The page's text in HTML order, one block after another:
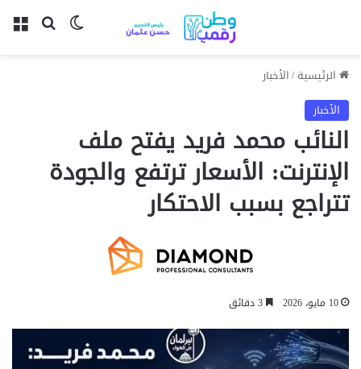
بحث عنالوضع
الرئيسية/الأخبار
الأخبار
النائب محمد فريد يفتح ملف
الإنترنت: الأسعار ترتفع والجودة
تتراجع بسبب الاحتكار
10 مايو، 2026